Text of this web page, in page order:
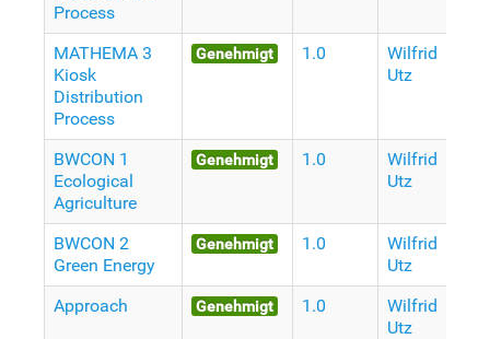
Process
MATHEMA 3
Kiosk
Distribution
Process
Genehmigt 1.0
Wilfrid
Utz
BWCON 1
Ecological
Agriculture
Genehmigt 1.0
Wilfrid
Utz
BWCON 2
Green Energy
Genehmigt 1.0
Wilfrid
Utz
Approach
Genehmigt 1.0
Wilfrid
Utz